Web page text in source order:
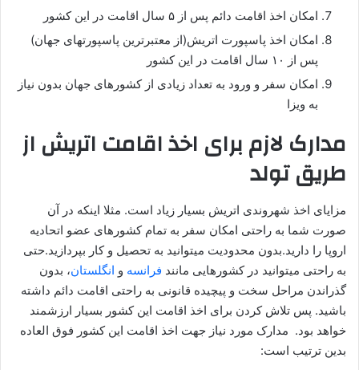
امکان اخذ اقامت دائم پس از ۵ سال اقامت در این کشور
امکان اخذ پاسپورت اتریش(از معتبرترین پاسپورتهای جهان)
پس از ۱۰ سال اقامت در این کشور
امکان سفر و ورود به تعداد زیادی از کشورهای جهان بدون نیاز
به ویزا
مدارک لازم برای اخذ اقامت اتریش از
طریق تولد
مزایای اخذ شهروندی اتریش بسیار زیاد است. مثلا اینکه در آن
صورت شما به راحتی امکان سفر به تمام کشورهای عضو اتحادیه
اروپا را دارید.بدون محدودیت میتوانید به تحصیل و کار بپردازید.حتی
به راحتی میتوانید در کشورهایی مانند فرانسه و انگلستان، بدون
گذراندن مراحل سخت و پیچیده قانونی به راحتی اقامت دائم داشته
باشید. پس تلاش کردن برای اخذ اقامت این کشور بسیار ارزشمند
خواهد بود. مدارک مورد نیاز جهت اخذ اقامت این کشور فوق العاده
بدین ترتیب است: